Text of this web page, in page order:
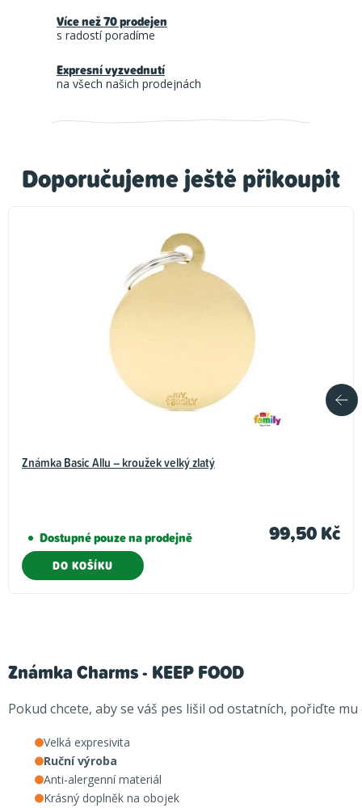
Doporučujeme ještě přikoupit
Známka Basic Allu – kroužek velký zlatý
Dostupné pouze na prodejně 99,50 Kč
DO KOŠÍKU
Více než 70 prodejen
s radostí poradíme
Expresní vyzvednutí
na všech našich prodejnách
Známka Charms - KEEP FOOD
Pokud chcete, aby se váš pes lišil od ostatních, pořiďte
Velká expresivita
Ruční výroba
Anti-alergenní materiál
Krásný doplněk na obojek